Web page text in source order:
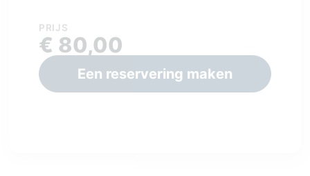
PRIJS
€ 80,00
Een reservering maken